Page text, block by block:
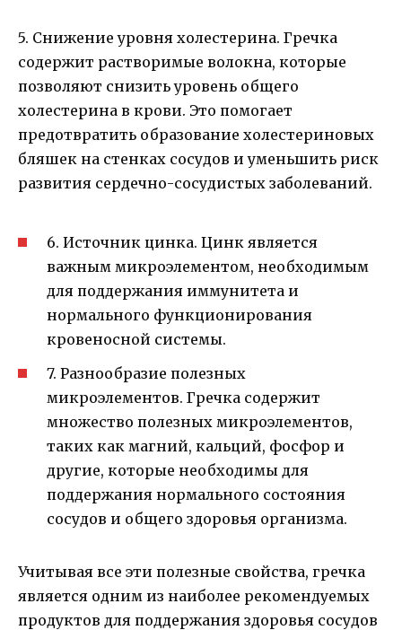
5. Снижение уровня холестерина. Гречка
содержит растворимые волокна, которые
позволяют снизить уровень общего
холестерина в крови. Это помогает
предотвратить образование холестериновых
бляшек на стенках сосудов и уменьшить риск
развития сердечно-сосудистых заболеваний.
6. Источник цинка. Цинк является
важным микроэлементом, необходимым
для поддержания иммунитета и
нормального функционирования
кровеносной системы.
7. Разнообразие полезных
микроэлементов. Гречка содержит
множество полезных микроэлементов,
таких как магний, кальций, фосфор и
другие, которые необходимы для
поддержания нормального состояния
сосудов и общего здоровья организма.
Учитывая все эти полезные свойства, гречка
является одним из наиболее рекомендуемых
продуктов для поддержания здоровья сосудов